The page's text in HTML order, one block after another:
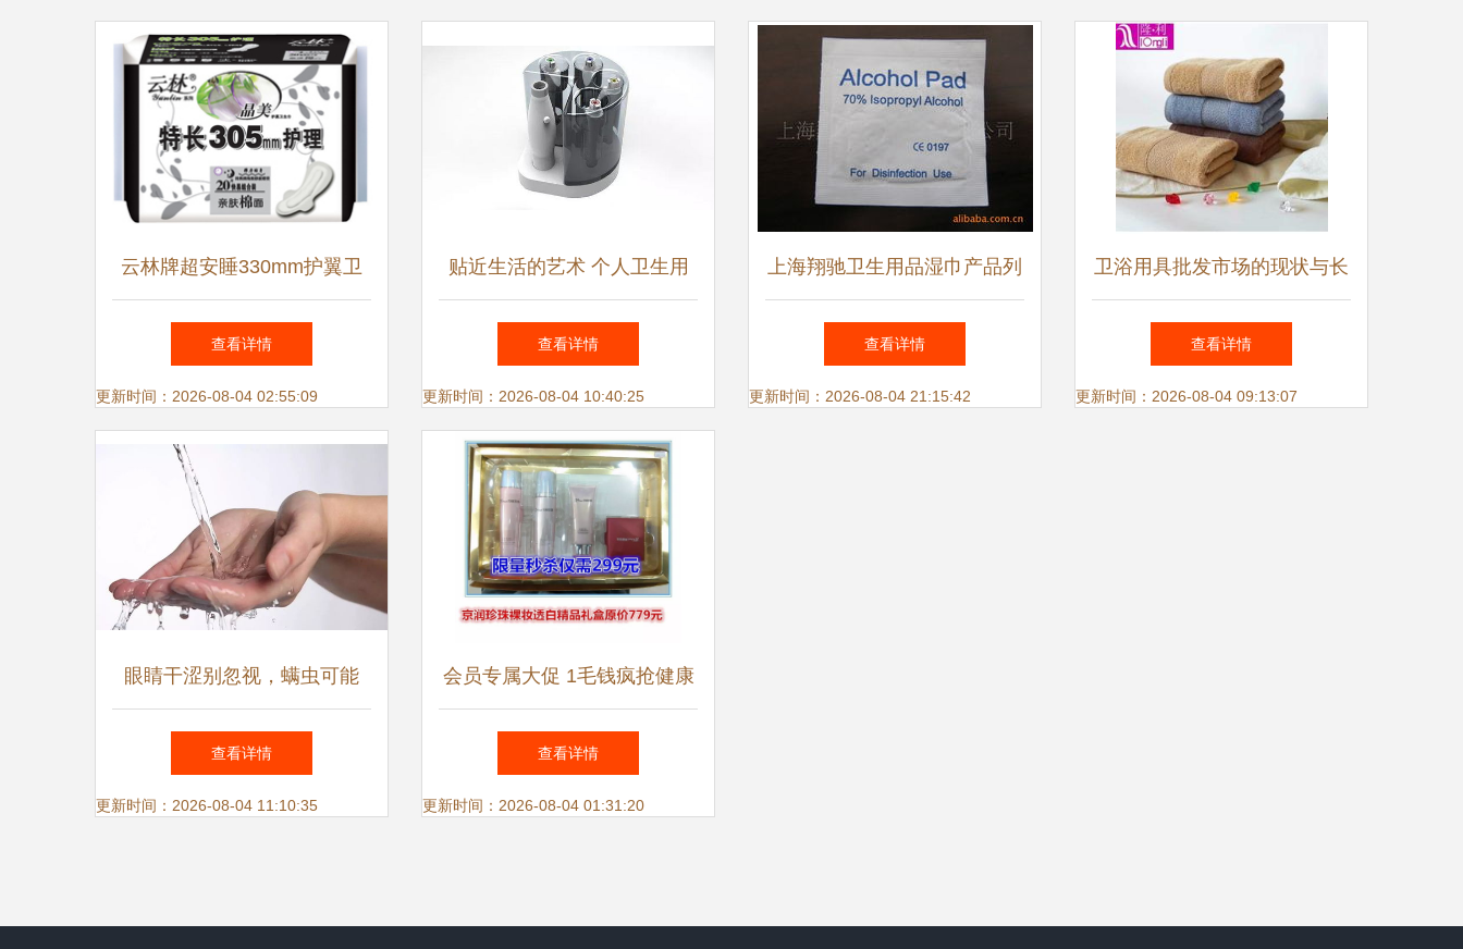
云林牌超安睡330mm护翼卫
生巾 夜用安心之选，诚招合
作伙伴
查看详情
更新时间：2026-08-04 02:55:09
贴近生活的艺术 个人卫生用
品设计的精细思考
查看详情
更新时间：2026-08-04 10:40:25
上海翔驰卫生用品湿巾产品列
表 全面呵护个人卫生
查看详情
更新时间：2026-08-04 21:15:42
卫浴用具批发市场的现状与长
远之路
查看详情
更新时间：2026-08-04 09:13:07
眼睛干涩别忽视，螨虫可能
是“隐形杀手”，严重可致干眼
症
查看详情
更新时间：2026-08-04 11:10:35
会员专属大促 1毛钱疯抢健康
好物，特价日用品一站购齐
查看详情
更新时间：2026-08-04 01:31:20